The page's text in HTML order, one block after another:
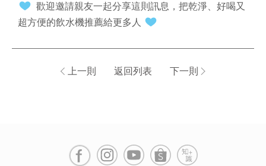
歡迎邀請親友一起分享這則訊息，把乾淨、好喝又
超方便的飲水機推薦給更多人
上一則 返回列表 下一則